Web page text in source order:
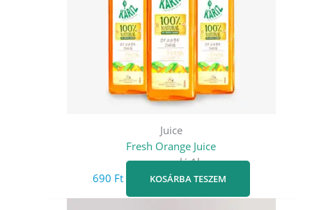
Juice
Fresh Orange Juice
narancslé 1l
690 Ft KOSÁRBA TESZEM